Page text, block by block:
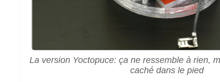
La version Yoctopuce: ça ne ressemble à rien,
caché dans le pied